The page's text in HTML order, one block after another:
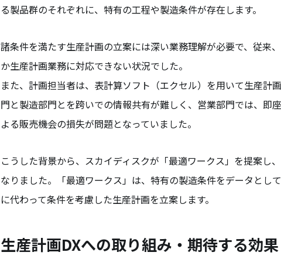
る製品群のそれぞれに、特有の工程や製造条件が存在します。
諸条件を満たす生産計画の立案には深い業務理解が必要で、従来
か生産計画業務に対応できない状況でした。
また、計画担当者は、表計算ソフト（エクセル）を用いて生産計
門と製造部門とを跨いでの情報共有が難しく、営業部門では、即
よる販売機会の損失が問題となっていました。
こうした背景から、スカイディスクが「最適ワークス」を提案し
なりました。「最適ワークス」は、特有の製造条件をデータとし
に代わって条件を考慮した生産計画を立案します。
生産計画DXへの取り組み・期待する効果